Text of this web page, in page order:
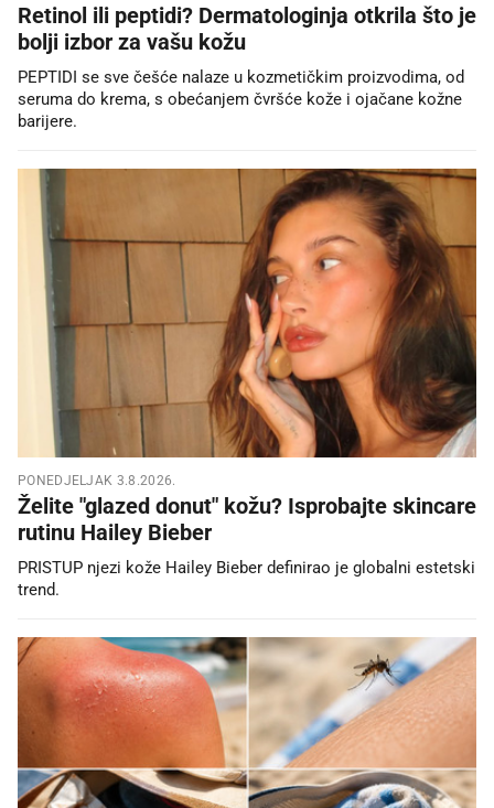
Retinol ili peptidi? Dermatologinja otkrila što je
bolji izbor za vašu kožu
PEPTIDI se sve češće nalaze u kozmetičkim proizvodima, od
seruma do krema, s obećanjem čvršće kože i ojačane kožne
barijere.
PONEDJELJAK 3.8.2026.
Želite "glazed donut" kožu? Isprobajte skincare
rutinu Hailey Bieber
PRISTUP njezi kože Hailey Bieber definirao je globalni estetski
trend.